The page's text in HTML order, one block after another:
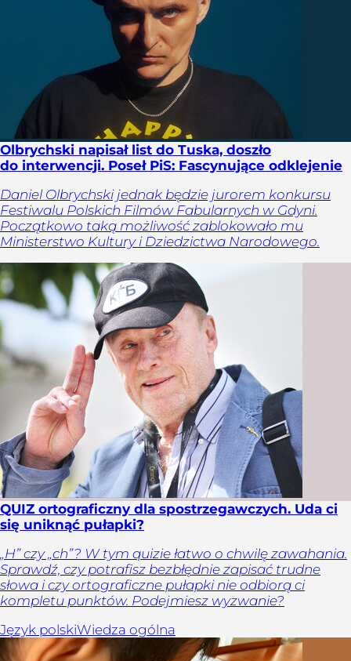
Olbrychski napisał list do Tuska, doszło
do interwencji. Poseł PiS: Fascynujące odklejenie
Daniel Olbrychski jednak będzie jurorem konkursu
Festiwalu Polskich Filmów Fabularnych w Gdyni.
Początkowo taką możliwość zablokowało mu
Ministerstwo Kultury i Dziedzictwa Narodowego.
QUIZ ortograficzny dla spostrzegawczych. Uda ci
się uniknąć pułapki?
„H” czy „ch”? W tym quizie łatwo o chwilę zawahania.
Sprawdź, czy potrafisz bezbłędnie zapisać trudne
słowa i czy ortograficzne pułapki nie odbiorą ci
kompletu punktów. Podejmiesz wyzwanie?
Język polskiWiedza ogólna